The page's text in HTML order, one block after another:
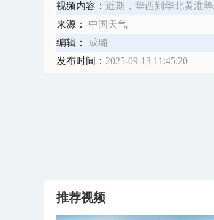
视频内容： 近期，华西到华北黄淮
来源：
中国天气
编辑：
成璐
发布时间： 2025-09-13 11:45:20
推荐视频